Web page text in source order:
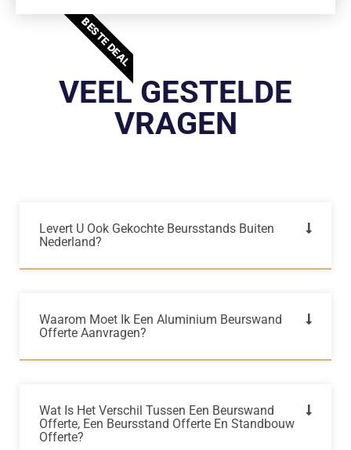
BESTE DEAL
VEEL GESTELDE
VRAGEN
Levert U Ook Gekochte Beursstands Buiten
Nederland?
Waarom Moet Ik Een Aluminium Beurswand
Offerte Aanvragen?
Wat Is Het Verschil Tussen Een Beurswand
Offerte, Een Beursstand Offerte En Standbouw
Offerte?